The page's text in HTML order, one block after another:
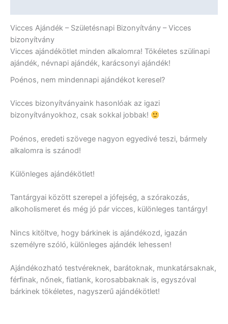
Vicces Ajándék – Születésnapi Bizonyítvány – Vicces
bizonyítvány
Vicces ajándékötlet minden alkalomra! Tökéletes szülinapi
ajándék, névnapi ajándék, karácsonyi ajándék!
Poénos, nem mindennapi ajándékot keresel?
Vicces bizonyítványaink hasonlóak az igazi
bizonyítványokhoz, csak sokkal jobbak!
Poénos, eredeti szövege nagyon egyedivé teszi, bármely
alkalomra is szánod!
Különleges ajándékötlet!
Tantárgyai között szerepel a jófejség, a szórakozás,
alkoholismeret és még jó pár vicces, különleges tantárgy!
Nincs kitöltve, hogy bárkinek is ajándékozd, igazán
személyre szóló, különleges ajándék lehessen!
Ajándékozható testvéreknek, barátoknak, munkatársaknak,
férfinak, nőnek, fiatlank, korosabbaknak is, egyszóval
bárkinek tökéletes, nagyszerű ajándékötlet!